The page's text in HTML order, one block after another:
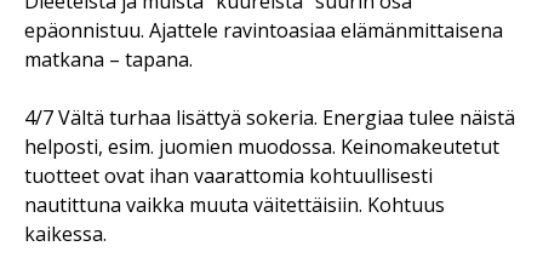
epäonnistuu. Ajattele ravintoasiaa elämänmittaisena
matkana – tapana.
4/7 Vältä turhaa lisättyä sokeria. Energiaa tulee näistä
helposti, esim. juomien muodossa. Keinomakeutetut
tuotteet ovat ihan vaarattomia kohtuullisesti
nautittuna vaikka muuta väitettäisiin. Kohtuus
kaikessa.